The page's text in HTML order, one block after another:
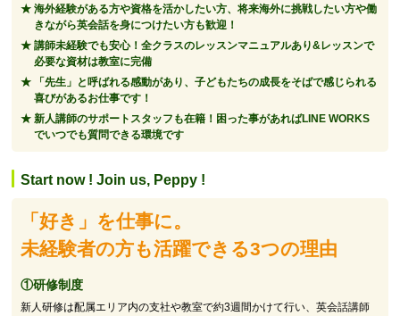
海外経験がある方や資格を活かしたい方、将来海外に挑戦したい方や働
きながら英会話を身につけたい方も歓迎！
講師未経験でも安心！全クラスのレッスンマニュアルあり&レッスンで
必要な資材は教室に完備
「先生」と呼ばれる感動があり、子どもたちの成長をそばで感じられる
喜びがあるお仕事です！
新人講師のサポートスタッフも在籍！困った事があればLINE WORKS
でいつでも質問できる環境です
Start now ! Join us, Peppy !
「好き」を仕事に。
未経験者の方も活躍できる3つの理由
①研修制度
新人研修は配属エリア内の支社や教室で約3週間かけて行い、英会話講師